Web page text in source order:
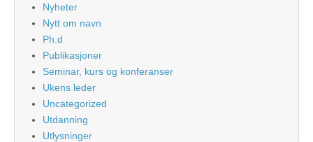
Nyheter
Nytt om navn
Ph.d
Publikasjoner
Seminar, kurs og konferanser
Ukens leder
Uncategorized
Utdanning
Utlysninger